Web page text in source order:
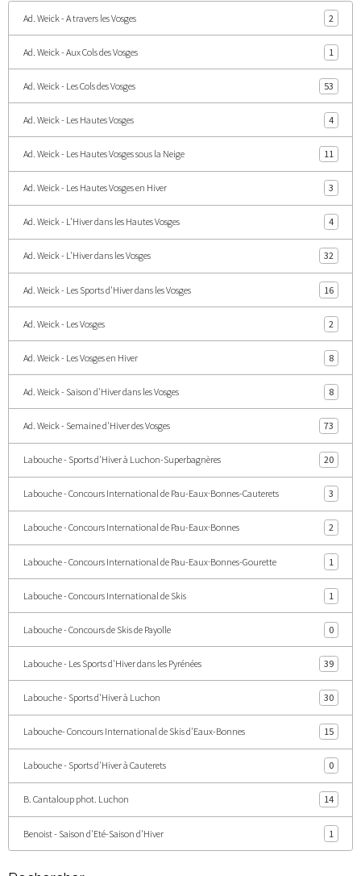
Ad. Weick - A travers les Vosges 2
Ad. Weick - Aux Cols des Vosges 1
Ad. Weick - Les Cols des Vosges 53
Ad. Weick - Les Hautes Vosges 4
Ad. Weick - Les Hautes Vosges sous la Neige 11
Ad. Weick - Les Hautes Vosges en Hiver 3
Ad. Weick - L'Hiver dans les Hautes Vosges 4
Ad. Weick - L'Hiver dans les Vosges 32
Ad. Weick - Les Sports d'Hiver dans les Vosges 16
Ad. Weick - Les Vosges 2
Ad. Weick - Les Vosges en Hiver 8
Ad. Weick - Saison d'Hiver dans les Vosges 8
Ad. Weick - Semaine d'Hiver des Vosges 73
Labouche - Sports d'Hiver à Luchon-Superbagnères 20
Labouche - Concours International de Pau-Eaux·Bonnes-Cauterets 3
Labouche - Concours International de Pau-Eaux·Bonnes 2
Labouche - Concours International de Pau-Eaux·Bonnes-Gourette 1
Labouche - Concours International de Skis 1
Labouche - Concours de Skis de Payolle 0
Labouche - Les Sports d'Hiver dans les Pyrénées 39
Labouche - Sports d'Hiver à Luchon 30
Labouche- Concours International de Skis d'Eaux-Bonnes 15
Labouche - Sports d'Hiver à Cauterets 0
B. Cantaloup phot. Luchon 14
Benoist - Saison d'Eté-Saison d'Hiver 1